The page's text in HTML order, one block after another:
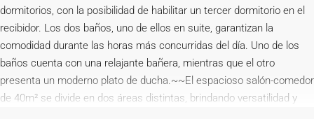
dormitorios, con la posibilidad de habilitar un tercer dormitorio en el
recibidor. Los dos baños, uno de ellos en suite, garantizan la
comodidad durante las horas más concurridas del día. Uno de los
baños cuenta con una relajante bañera, mientras que el otro
presenta un moderno plato de ducha.~~El espacioso salón-comedor
de 40m² se divide en dos áreas distintas, brindando versatilidad y